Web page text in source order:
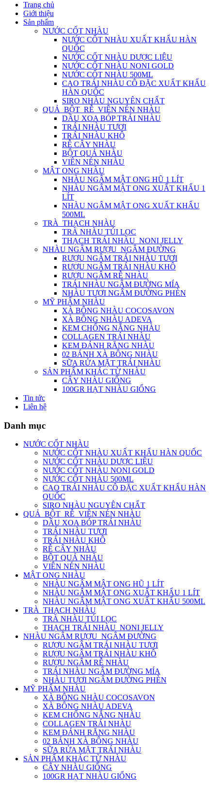
Trang chủ
Giới thiệu
Sản phẩm
NƯỚC CỐT NHÀU
NƯỚC CỐT NHÀU XUẤT KHẨU HÀN
QUỐC
NƯỚC CỐT NHÀU DƯỢC LIỆU
NƯỚC CỐT NHÀU NONI GOLD
NƯỚC CỐT NHÀU 500ML
CAO TRÁI NHÀU CÔ ĐẶC XUẤT KHẨU
HÀN QUỐC
SIRO NHÀU NGUYÊN CHẤT
QUẢ_BỘT_RỄ_VIÊN NÉN NHÀU
DẦU XOA BÓP TRÁI NHÀU
TRÁI NHÀU TƯƠI
TRÁI NHÀU KHÔ
RỄ CÂY NHÀU
BỘT QUẢ NHÀU
VIÊN NÉN NHÀU
MẬT ONG NHÀU
NHÀU NGÂM MẬT ONG HŨ 1 LÍT
NHÀU NGÂM MẬT ONG XUẤT KHẨU 1
LÍT
NHÀU NGÂM MẬT ONG XUẤT KHẨU
500ML
TRÀ_THẠCH NHÀU
TRÀ NHÀU TÚI LỌC
THẠCH TRÁI NHÀU_NONI JELLY
NHÀU NGÂM RƯỢU_NGÂM ĐƯỜNG
RƯỢU NGÂM TRÁI NHÀU TƯƠI
RƯỢU NGÂM TRÁI NHÀU KHÔ
RƯỢU NGÂM RỄ NHÀU
TRÁI NHÀU NGÂM ĐƯỜNG MÍA
NHÀU TƯƠI NGÂM ĐƯỜNG PHÈN
MỸ PHẨM NHÀU
XÀ BÔNG NHÀU COCOSAVON
XÀ BÔNG NHÀU ADEVA
KEM CHỐNG NẮNG NHÀU
COLLAGEN TRÁI NHÀU
KEM ĐÁNH RĂNG NHÀU
02 BÁNH XÀ BÔNG NHÀU
SỮA RỬA MẶT TRÁI NHÀU
SẢN PHẨM KHÁC TỪ NHÀU
CÂY NHÀU GIỐNG
100GR HẠT NHÀU GIỐNG
Tin tức
Liên hệ
Danh mục
NƯỚC CỐT NHÀU
NƯỚC CỐT NHÀU XUẤT KHẨU HÀN QUỐC
NƯỚC CỐT NHÀU DƯỢC LIỆU
NƯỚC CỐT NHÀU NONI GOLD
NƯỚC CỐT NHÀU 500ML
CAO TRÁI NHÀU CÔ ĐẶC XUẤT KHẨU HÀN
QUỐC
SIRO NHÀU NGUYÊN CHẤT
QUẢ_BỘT_RỄ_VIÊN NÉN NHÀU
DẦU XOA BÓP TRÁI NHÀU
TRÁI NHÀU TƯƠI
TRÁI NHÀU KHÔ
RỄ CÂY NHÀU
BỘT QUẢ NHÀU
VIÊN NÉN NHÀU
MẬT ONG NHÀU
NHÀU NGÂM MẬT ONG HŨ 1 LÍT
NHÀU NGÂM MẬT ONG XUẤT KHẨU 1 LÍT
NHÀU NGÂM MẬT ONG XUẤT KHẨU 500ML
TRÀ_THẠCH NHÀU
TRÀ NHÀU TÚI LỌC
THẠCH TRÁI NHÀU_NONI JELLY
NHÀU NGÂM RƯỢU_NGÂM ĐƯỜNG
RƯỢU NGÂM TRÁI NHÀU TƯƠI
RƯỢU NGÂM TRÁI NHÀU KHÔ
RƯỢU NGÂM RỄ NHÀU
TRÁI NHÀU NGÂM ĐƯỜNG MÍA
NHÀU TƯƠI NGÂM ĐƯỜNG PHÈN
MỸ PHẨM NHÀU
XÀ BÔNG NHÀU COCOSAVON
XÀ BÔNG NHÀU ADEVA
KEM CHỐNG NẮNG NHÀU
COLLAGEN TRÁI NHÀU
KEM ĐÁNH RĂNG NHÀU
02 BÁNH XÀ BÔNG NHÀU
SỮA RỬA MẶT TRÁI NHÀU
SẢN PHẨM KHÁC TỪ NHÀU
CÂY NHÀU GIỐNG
100GR HẠT NHÀU GIỐNG